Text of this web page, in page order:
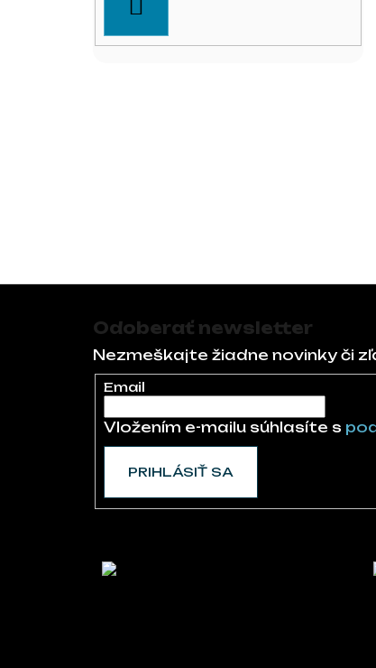
Odoberať newsletter
Nezmeškajte žiadne novinky či
Email
Vložením e-mailu súhlasíte s
PRIHLÁSIŤ SA